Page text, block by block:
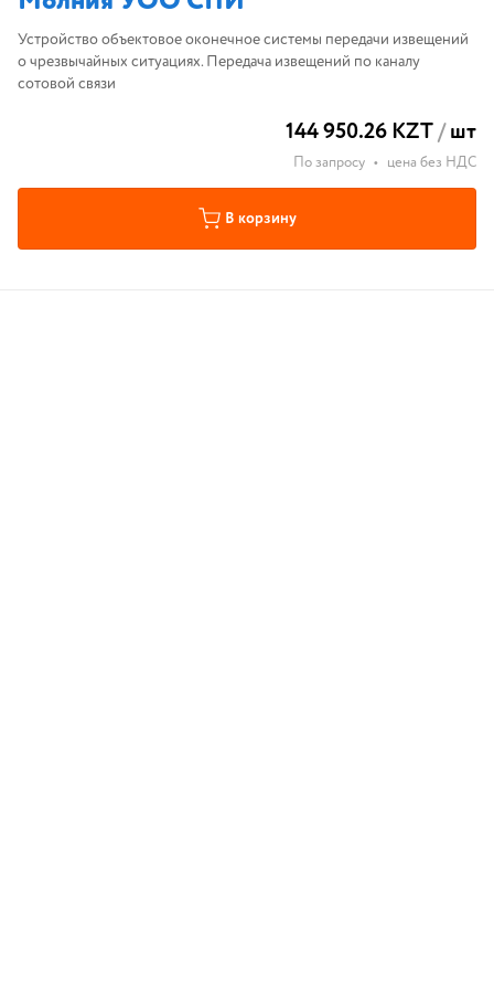
Устройство объектовое оконечное системы передачи извещений
о чрезвычайных ситуациях. Передача извещений по каналу
сотовой связи
144 950.26 KZT/шт
По запросу • цена без НДС
В корзину